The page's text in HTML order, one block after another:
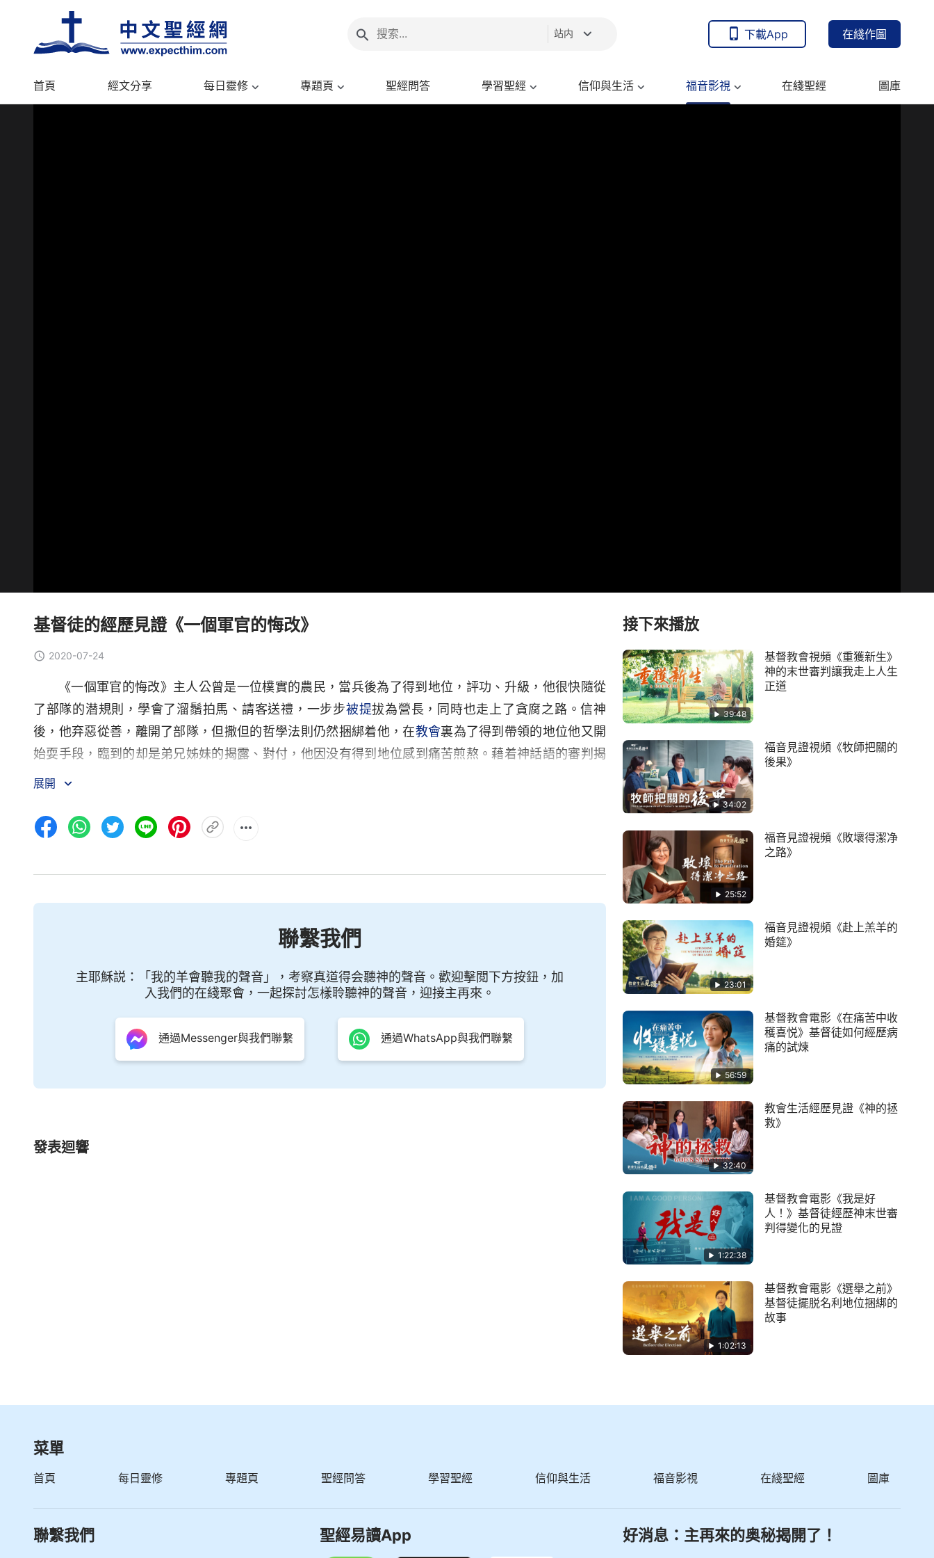
站内 下載App 在綫作圖
首頁 經文分享 每日靈修 專題頁 聖經問答 學習聖經 信仰與生活 福音影視 在綫聖經 圖庫
基督徒的經歷見證《一個軍官的悔改》
2020-07-24
《一個軍官的悔改》主人公曾是一位樸實的農民，當兵後為了得到地位，評功、升級，他很快隨從
了部隊的潜規則，學會了溜鬚拍馬、請客送禮，一步步被提拔為營長，同時也走上了貪腐之路。信神
後，他弃惡從善，離開了部隊，但撒但的哲學法則仍然捆綁着他，在教會裏為了得到帶領的地位他又開
始耍手段，臨到的却是弟兄姊妹的揭露、對付，他因没有得到地位感到痛苦煎熬。藉着神話語的審判揭
示，他逐漸看透了追求地位的實質與後果，開始追求
展開
聯繫我們
主耶穌説：「我的羊會聽我的聲音」，考察真道得会聽神的聲音。歡迎擊閲下方按鈕，加
入我們的在綫聚會，一起探討怎樣聆聽神的聲音，迎接主再來。
通過Messenger與我們聯繫 通過WhatsApp與我們聯繫
發表迴響
接下來播放
39:48
基督教會視頻《重獲新生》
神的末世審判讓我走上人生
正道
34:02
福音見證視頻《牧師把關的
後果》
25:52
福音見證視頻《敗壞得潔净
之路》
23:01
福音見證視頻《赴上羔羊的
婚筵》
56:59
基督教會電影《在痛苦中收
穫喜悦》基督徒如何經歷病
痛的試煉
32:40
教會生活經歷見證《神的拯
救》
1:22:38
基督教會電影《我是好
人！》基督徒經歷神末世審
判得變化的見證
1:02:13
基督教會電影《選舉之前》
基督徒擺脱名利地位捆綁的
故事
菜單
首頁 每日靈修 專題頁 聖經問答 學習聖經 信仰與生活 福音影視 在綫聖經 圖庫
聯繫我們 聖經易讀App 好消息：主再來的奥秘揭開了！